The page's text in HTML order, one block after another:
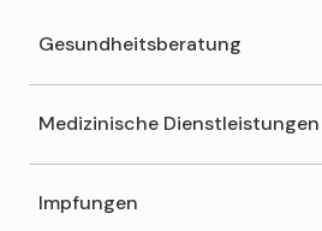
Gesundheitsberatung
Schüsslersalz-Beratung
Medizinische Dienstleistungen
Kompressionsstrümpfe
Impfungen